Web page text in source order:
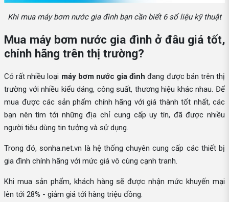
Khi mua máy bơm nước gia đình bạn cần biết 6 số liệu kỹ thuật
Mua máy bơm nước gia đình ở đâu giá tốt,
chính hãng trên thị trường?
Có rất nhiều loại máy bơm nước gia đình đang được bán trên thị
trường với nhiều kiểu dáng, công suất, thương hiệu khác nhau. Để
mua được các sản phẩm chính hãng với giá thành tốt nhất, các
bạn nên tìm tới những địa chỉ cung cấp uy tín, đã được nhiều
người tiêu dùng tin tưởng và sử dụng.
Trong đó, sonha.net.vn là hệ thống chuyên cung cấp các thiết bị
gia đình chính hãng với mức giá vô cùng cạnh tranh.
Khi mua sản phẩm, khách hàng sẽ được nhận mức khuyến mại
lên tới 28% - giảm giá tới hàng triệu đồng.